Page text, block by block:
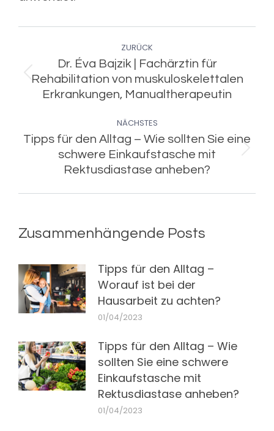
ZURÜCK
Vorheriger
Beitrag:
Dr. Éva Bajzik | Fachärztin für
Rehabilitation von muskuloskelettalen
Erkrankungen, Manualtherapeutin
NÄCHSTES
Nächster
Beitrag:
Tipps für den Alltag – Wie sollten Sie eine
schwere Einkaufstasche mit
Rektusdiastase anheben?
Zusammenhängende Posts
Tipps für den Alltag –
Worauf ist bei der
Hausarbeit zu achten?
01/04/2023
Tipps für den Alltag – Wie
sollten Sie eine schwere
Einkaufstasche mit
Rektusdiastase anheben?
01/04/2023